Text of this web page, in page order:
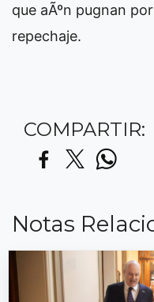
que aÃºn pugnan
repechaje.
COMPARTIR:
Notas